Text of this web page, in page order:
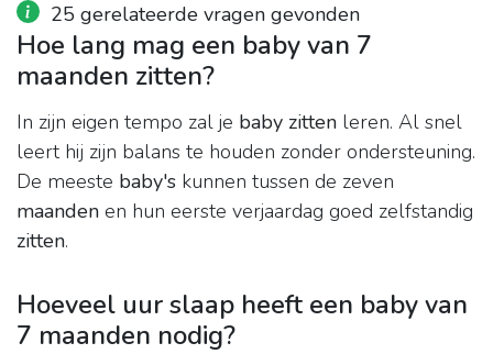
25 gerelateerde vragen gevonden
Hoe lang mag een baby van 7
maanden zitten?
In zijn eigen tempo zal je baby zitten leren. Al snel
leert hij zijn balans te houden zonder ondersteuning.
De meeste baby's kunnen tussen de zeven
maanden en hun eerste verjaardag goed zelfstandig
zitten.
Hoeveel uur slaap heeft een baby van
7 maanden nodig?